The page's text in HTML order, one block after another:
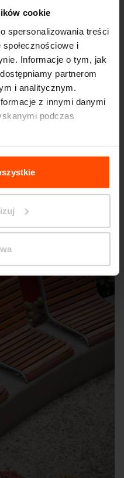
cookie
spersonalizowania treści
i
Informacje o tym, jak
partnerom
i analitycznym.
z innymi danymi
podczas
na stroniePrinciples
Data
York